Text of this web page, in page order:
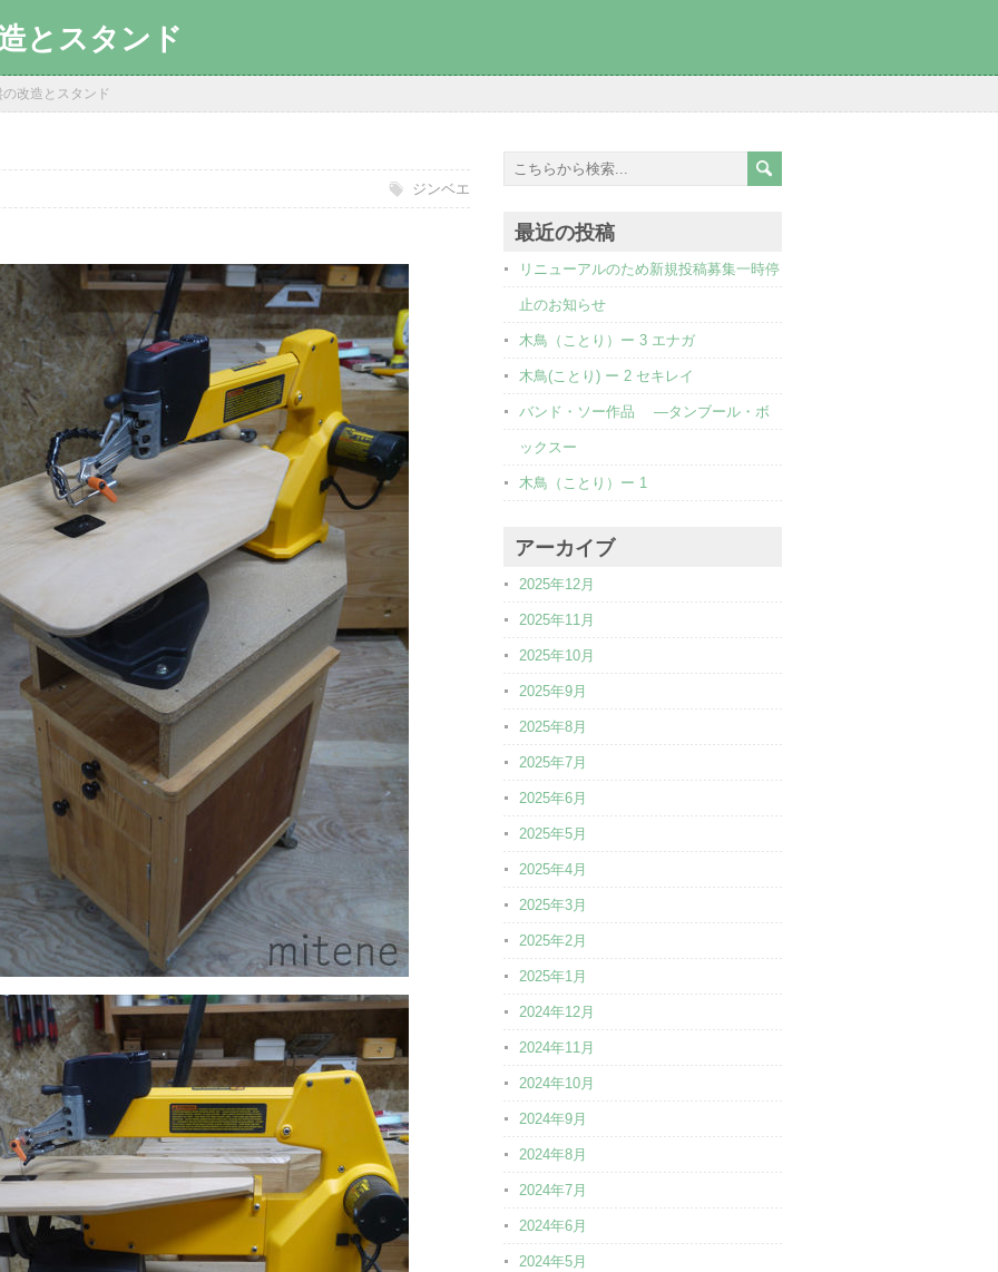
とスタンド
改造とスタンド
ジンベエ
最近の投稿
リニューアルのため新規投稿募集一時停
止のお知らせ
木鳥（ことり）ー 3 エナガ
木鳥(ことり) ー 2 セキレイ
バンド・ソー作品 ―タンブール・ボ
ックスー
木鳥（ことり）ー 1
アーカイブ
2025年12月
2025年11月
2025年10月
2025年9月
2025年8月
2025年7月
2025年6月
2025年5月
2025年4月
2025年3月
2025年2月
2025年1月
2024年12月
2024年11月
2024年10月
2024年9月
2024年8月
2024年7月
2024年6月
2024年5月